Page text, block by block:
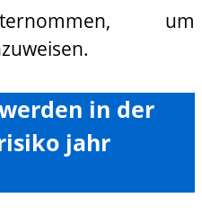
um
in der
jahr